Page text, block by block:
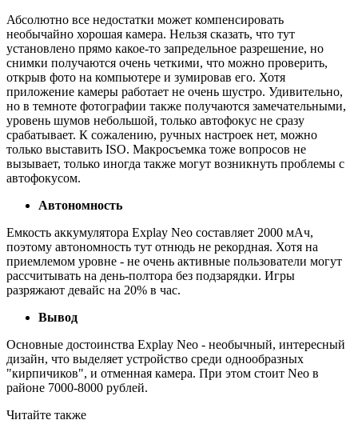
Абсолютно все недостатки может компенсировать
необычайно хорошая камера. Нельзя сказать, что тут
установлено прямо какое-то запредельное разрешение, но
снимки получаются очень четкими, что можно проверить,
открыв фото на компьютере и зумировав его. Хотя
приложение камеры работает не очень шустро. Удивительно,
но в темноте фотографии также получаются замечательными,
уровень шумов небольшой, только автофокус не сразу
срабатывает. К сожалению, ручных настроек нет, можно
только выставить ISO. Макросъемка тоже вопросов не
вызывает, только иногда также могут возникнуть проблемы с
автофокусом.
Автономность
Емкость аккумулятора Explay Neo составляет 2000 мАч,
поэтому автономность тут отнюдь не рекордная. Хотя на
приемлемом уровне - не очень активные пользователи могут
рассчитывать на день-полтора без подзарядки. Игры
разряжают девайс на 20% в час.
Вывод
Основные достоинства Explay Neo - необычный, интересный
дизайн, что выделяет устройство среди однообразных
"кирпичиков", и отменная камера. При этом стоит Neo в
районе 7000-8000 рублей.
Читайте также